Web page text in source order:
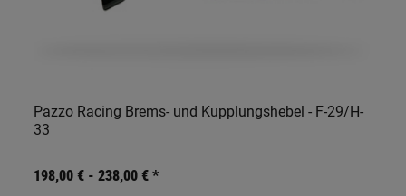
Pazzo Racing Brems- und Kupplungshebel - F-29/H-
33
198,00 € - 238,00 € *